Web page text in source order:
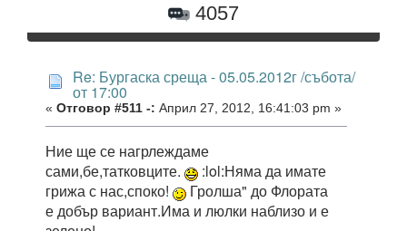
4057
Re: Бургаска среща - 05.05.2012г /събота/
от 17:00
« Отговор #511 -: Април 27, 2012, 16:41:03 pm »
Ние ще се нагрлеждаме
сами,бе,татковците.
:lol:Няма да имате
грижа с нас,споко!
Гролша" до Флората
е добър вариант.Има и люлки наблизо и е